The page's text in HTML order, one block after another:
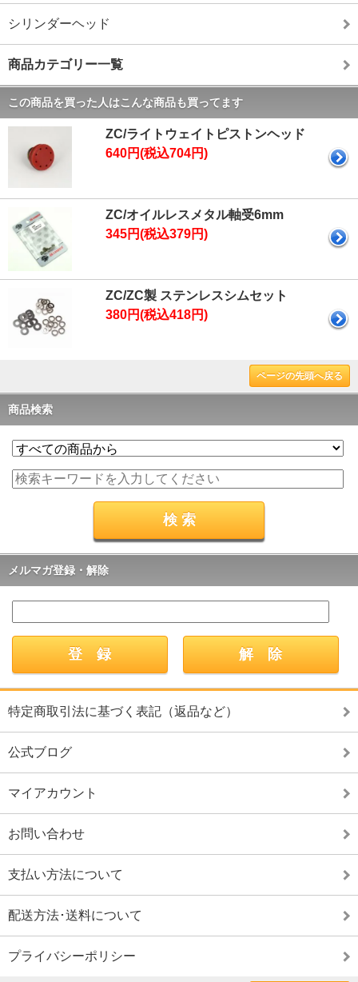
シリンダーヘッド
商品カテゴリー一覧
この商品を買った人はこんな商品も買ってます
ZC/ライトウェイトピストンヘッド
640円(税込704円)
ZC/オイルレスメタル軸受6mm
345円(税込379円)
ZC/ZC製 ステンレスシムセット
380円(税込418円)
ページの先頭へ戻る
商品検索
メルマガ登録・解除
特定商取引法に基づく表記（返品など）
公式ブログ
マイアカウント
お問い合わせ
支払い方法について
配送方法･送料について
プライバシーポリシー